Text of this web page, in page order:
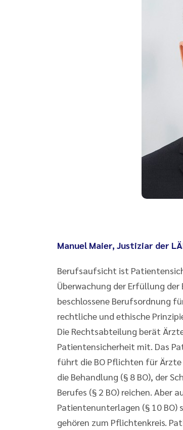
Manuel Maier, Justiziar der
Berufsaufsicht ist
Überwachung der Erfüllung
beschlossene Berufsordnung
rechtliche und ethische
Die Rechtsabteilung berät
Patientensicherheit mit. Das
führt die BO Pflichten für
die Behandlung (§ 8 BO), der
Berufes (§ 2 BO) reichen. Aber
Patientenunterlagen (§ 10 BO)
gehören zum Pflichtenkreis.